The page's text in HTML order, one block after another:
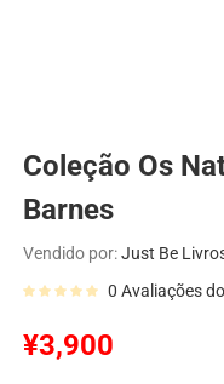
Coleção Os
Barnes
Vendido por:Just Be
0 Avaliações
¥3,900